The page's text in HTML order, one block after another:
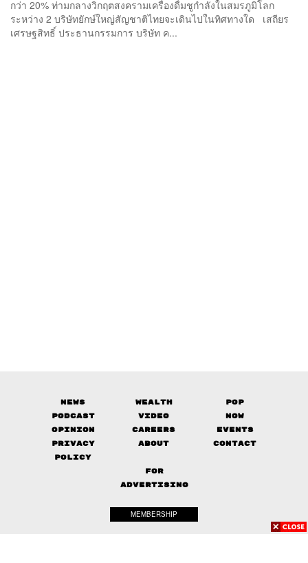
กว่า 20% ท่ามกลางวิกฤตสงครามเครื่องดื่มชูกำลังในสมรภูมิโลก
ระหว่าง 2 บริษัทยักษ์ใหญ่สัญชาติไทยจะเดินไปในทิศทางใด เสถียร
เศรษฐสิทธิ์ ประธานกรรมการ บริษัท ค...
News Wealth
Pop
Podcast
Video
Now
Opinion
Careers
Events
Privacy
Policy
About Contact
FOR
ADVERTISING
MEMBERSHIP